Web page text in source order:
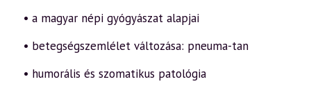
15.
rész
mennyiség
• a magyar népi gyógyászat alapjai
• betegségszemlélet változása: pneuma-tan
• humorális és szomatikus patológia